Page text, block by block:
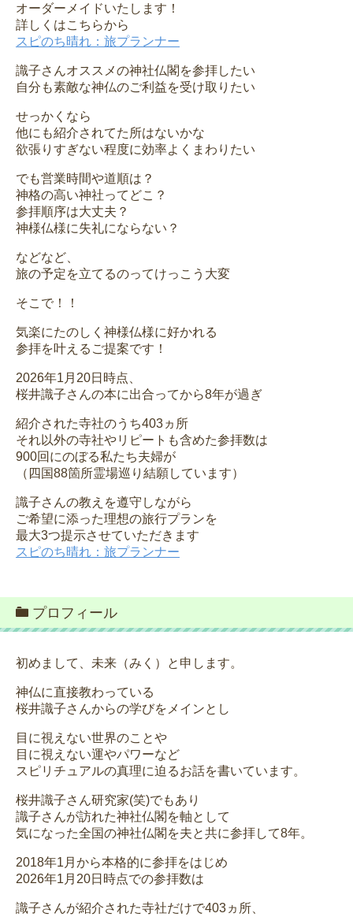
オーダーメイドいたします！
詳しくはこちらから
スピのち晴れ：旅プランナー
識子さんオススメの神社仏閣を参拝したい
自分も素敵な神仏のご利益を受け取りたい
せっかくなら
他にも紹介されてた所はないかな
欲張りすぎない程度に効率よくまわりたい
でも営業時間や道順は？
神格の高い神社ってどこ？
参拝順序は大丈夫？
神様仏様に失礼にならない？
などなど、
旅の予定を立てるのってけっこう大変
そこで！！
気楽にたのしく神様仏様に好かれる
参拝を叶えるご提案です！
2026年1月20日時点、
桜井識子さんの本に出合ってから8年が過ぎ
紹介された寺社のうち403ヵ所
それ以外の寺社やリピートも含めた参拝数は
900回にのぼる私たち夫婦が
（四国88箇所霊場巡り結願しています）
識子さんの教えを遵守しながら
ご希望に添った理想の旅行プランを
最大3つ提示させていただきます
スピのち晴れ：旅プランナー
プロフィール
初めまして、未来（みく）と申します。
神仏に直接教わっている
桜井識子さんからの学びをメインとし
目に視えない世界のことや
目に視えない運やパワーなど
スピリチュアルの真理に迫るお話を書いています。
桜井識子さん研究家(笑)でもあり
識子さんが訪れた神社仏閣を軸として
気になった全国の神社仏閣を夫と共に参拝して8年。
2018年1月から本格的に参拝をはじめ
2026年1月20日時点での参拝数は
識子さんが紹介された寺社だけで403ヵ所、